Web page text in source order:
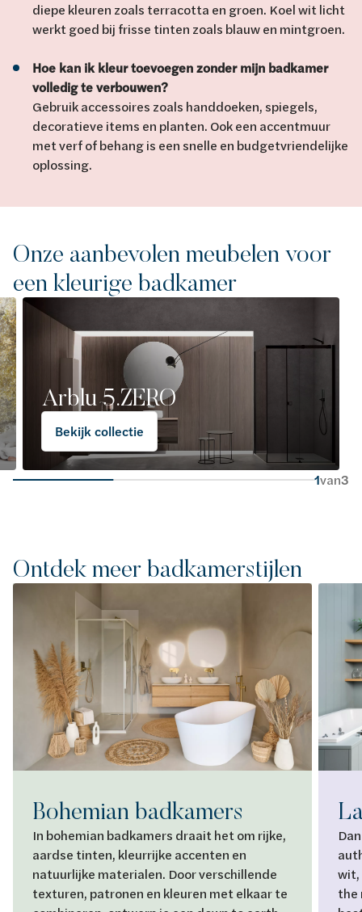
diepe kleuren zoals terracotta en groen. Koel wit licht
werkt goed bij frisse tinten zoals blauw en mintgroen.
Hoe kan ik kleur toevoegen zonder mijn badkamer
volledig te verbouwen?
Gebruik accessoires zoals handdoeken, spiegels,
decoratieve items en planten. Ook een accentmuur
met verf of behang is een snelle en budgetvriendelijke
oplossing.
Onze aanbevolen meubelen voor
een kleurige badkamer
Arblu 5.ZERO
Bekijk collectie
1van3
Ontdek meer badkamerstijlen
Bohemian badkamers
In bohemian badkamers draait het om rijke,
aardse tinten, kleurrijke accenten en
natuurlijke materialen. Door verschillende
texturen, patronen en kleuren met elkaar te
wit,
the